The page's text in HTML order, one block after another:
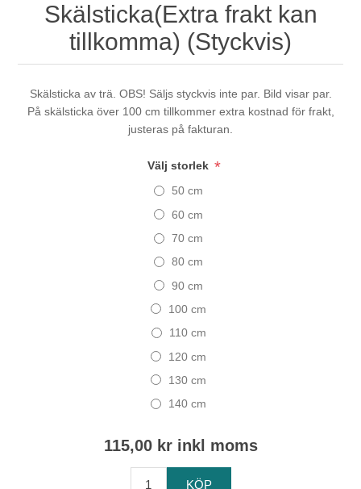
Skälsticka(Extra frakt kan
tillkomma) (Styckvis)
Skälsticka av trä. OBS! Säljs styckvis inte par. Bild visar par.
På skälsticka över 100 cm tillkommer extra kostnad för frakt,
justeras på fakturan.
Välj storlek *
50 cm
60 cm
70 cm
80 cm
90 cm
100 cm
110 cm
120 cm
130 cm
140 cm
115,00 kr inkl moms